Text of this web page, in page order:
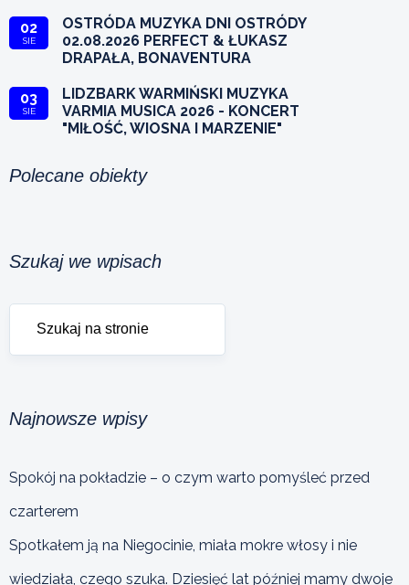
02
SIE
OSTRÓDA MUZYKA DNI OSTRÓDY
02.08.2026 PERFECT & ŁUKASZ
DRAPAŁA, BONAVENTURA
03
SIE
LIDZBARK WARMIŃSKI MUZYKA
VARMIA MUSICA 2026 - KONCERT
"MIŁOŚĆ, WIOSNA I MARZENIE"
Polecane obiekty
Szukaj we wpisach
Najnowsze wpisy
Spokój na pokładzie – o czym warto pomyśleć przed
czarterem
Spotkałem ją na Niegocinie, miała mokre włosy i nie
wiedziała, czego szuka. Dziesięć lat później mamy dwoje